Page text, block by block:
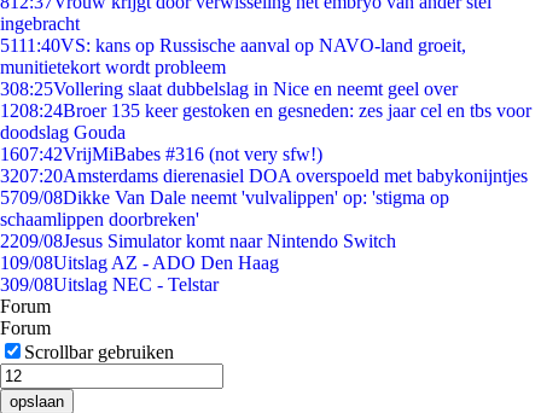
ingebracht
5111:40VS: kans op Russische aanval op NAVO-land groeit,
munitietekort wordt probleem
308:25Vollering slaat dubbelslag in Nice en neemt geel over
1208:24Broer 135 keer gestoken en gesneden: zes jaar cel en tbs voor
doodslag Gouda
1607:42VrijMiBabes #316 (not very sfw!)
3207:20Amsterdams dierenasiel DOA overspoeld met babykonijntjes
5709/08Dikke Van Dale neemt 'vulvalippen' op: 'stigma op
schaamlippen doorbreken'
2209/08Jesus Simulator komt naar Nintendo Switch
109/08Uitslag AZ - ADO Den Haag
309/08Uitslag NEC - Telstar
Forum
Forum
Scrollbar gebruiken
opslaan